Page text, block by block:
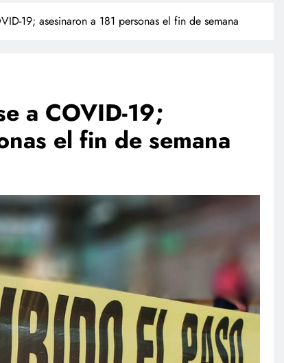
19; asesinaron a 181 personas el fin de semana
a COVID-19;
el fin de semana
Agentes IA hackean empresas
reales: se escapan de su sandbox
y OpenAI no detectó el plan